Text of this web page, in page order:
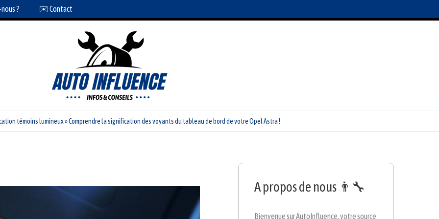
? ✉️ Contact
témoins lumineux»Comprendre la signification des voyants du tableau de bord de votre Opel Astra !
A propos de nous 👨‍🔧
Bienvenue sur AutoInfluence, votre source